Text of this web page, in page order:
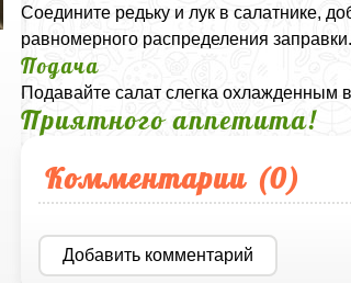
Соедините редьку и лук в салатнике,
равномерного распределения заправки.
Подача
Подавайте салат слегка
Приятного аппетита!
Комментарии (0)
Добавить комментарий